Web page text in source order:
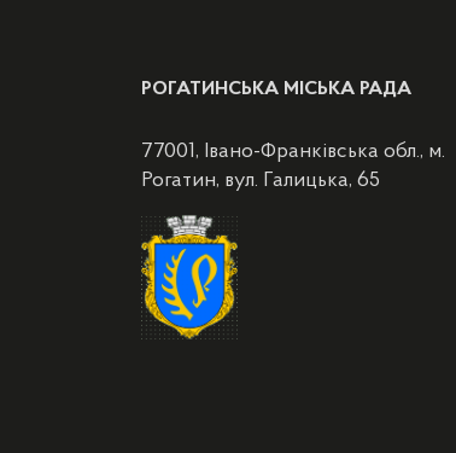
РОГАТИНСЬКА МІСЬКА РАДА
77001, Івано-Франківська обл., м.
Рогатин, вул. Галицька, 65